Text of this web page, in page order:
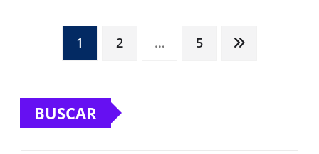
Paginación
de
entradas
1 2 … 5
BUSCAR